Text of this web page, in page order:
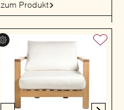
zum Produkt